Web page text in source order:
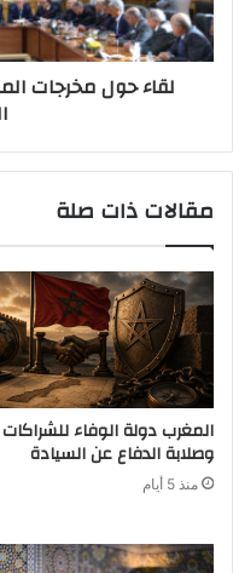
لقاء حول مخرجات
مقالات ذات صلة
المغرب دولة الوفاء للشراكات
وصلابة الدفاع عن السيادة
منذ 5 أيام